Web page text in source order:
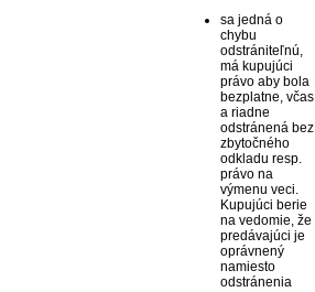
sa jedná o
chybu
odstrániteľnú,
má kupujúci
právo aby bola
bezplatne, včas
a riadne
odstránená bez
zbytočného
odkladu resp.
právo na
výmenu veci.
Kupujúci berie
na vedomie, že
predávajúci je
oprávnený
namiesto
odstránenia